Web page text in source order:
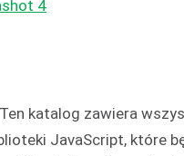
katalog zawiera
JavaScript, które